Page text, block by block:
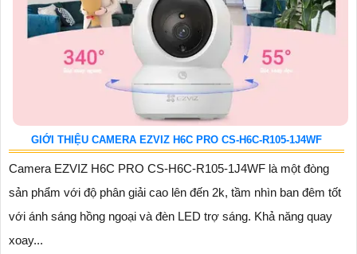
GIỚI THIỆU CAMERA EZVIZ H6C PRO CS-H6C-R105-1J4WF
Camera EZVIZ H6C PRO CS-H6C-R105-1J4WF là một đòng
sản phẩm với độ phân giải cao lên đến 2k, tầm nhìn ban đêm tốt
với ánh sáng hồng ngoại và đèn LED trợ sáng. Khả năng quay
xoay...